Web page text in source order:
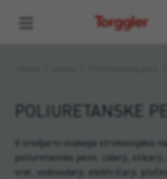
Torggler
POLIURETANSKE
V orodjarni vsakega strokovnjaka
poliuretansko peno: zidarji, slikarji,
vrat, vodovodarji, električarji,